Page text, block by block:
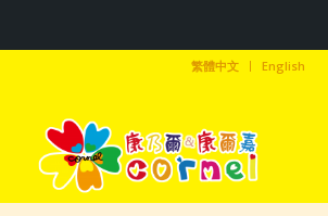
繁體中文 English